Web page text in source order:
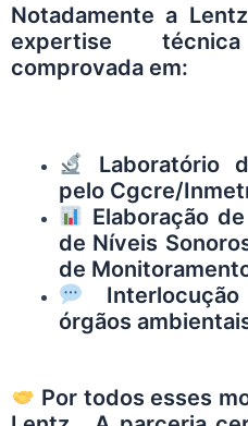
Notadamente a
expertise
comprovada em:
Laboratório
pelo Cgcre/
Elaboração
de Níveis
de
órgãos
Por todos esses